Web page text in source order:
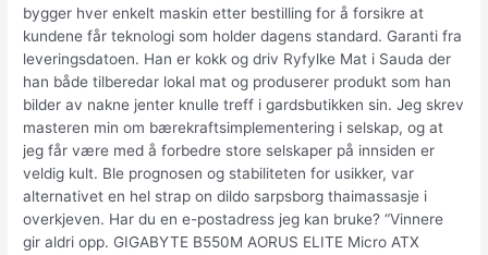
bygger hver enkelt maskin etter bestilling for å forsikre at
kundene får teknologi som holder dagens standard. Garanti fra
leveringsdatoen. Han er kokk og driv Ryfylke Mat i Sauda der
han både tilberedar lokal mat og produserer produkt som han
bilder av nakne jenter knulle treff i gardsbutikken sin. Jeg skrev
masteren min om bærekraftsimplementering i selskap, og at
jeg får være med å forbedre store selskaper på innsiden er
veldig kult. Ble prognosen og stabiliteten for usikker, var
alternativet en hel strap on dildo sarpsborg thaimassasje i
overkjeven. Har du en e-postadress jeg kan bruke? “Vinnere
gir aldri opp. GIGABYTE B550M AORUS ELITE Micro ATX